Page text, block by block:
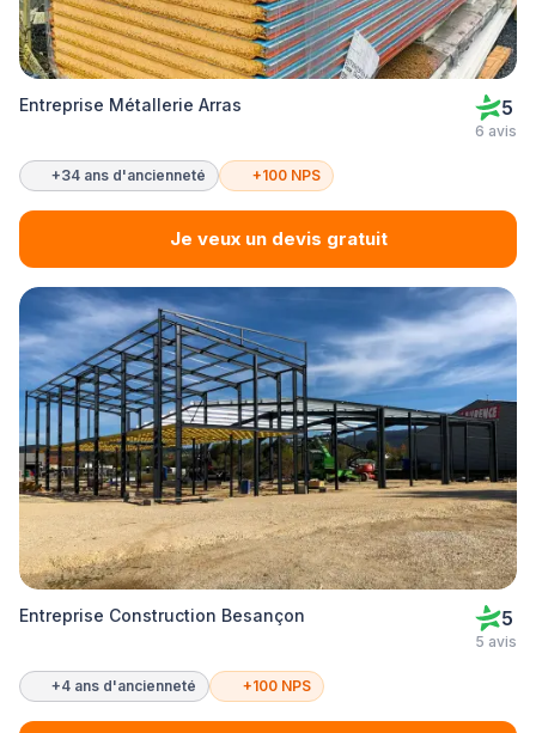
Entreprise Métallerie Arras 5
6 avis
+34 ans d'ancienneté +100 NPS
Je veux un devis gratuit
Entreprise Construction Besançon 5
5 avis
+4 ans d'ancienneté +100 NPS